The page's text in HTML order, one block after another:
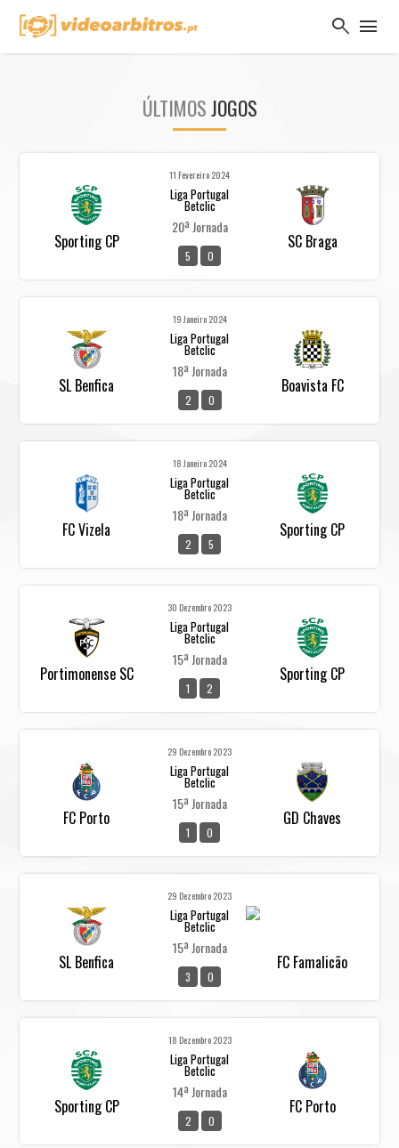
search menu
ÚLTIMOSJOGOS
Sporting CP
11 Fevereiro 2024
Liga Portugal
Betclic
20ª Jornada
5 0
SC Braga
SL Benfica
19 Janeiro 2024
Liga Portugal
Betclic
18ª Jornada
2 0
Boavista FC
FC Vizela
18 Janeiro 2024
Liga Portugal
Betclic
18ª Jornada
2 5
Sporting CP
Portimonense SC
30 Dezembro 2023
Liga Portugal
Betclic
15ª Jornada
1 2
Sporting CP
FC Porto
29 Dezembro 2023
Liga Portugal
Betclic
15ª Jornada
1 0
GD Chaves
SL Benfica
29 Dezembro 2023
Liga Portugal
Betclic
15ª Jornada
3 0
FC Famalicão
Sporting CP
18 Dezembro 2023
Liga Portugal
Betclic
14ª Jornada
2 0
FC Porto